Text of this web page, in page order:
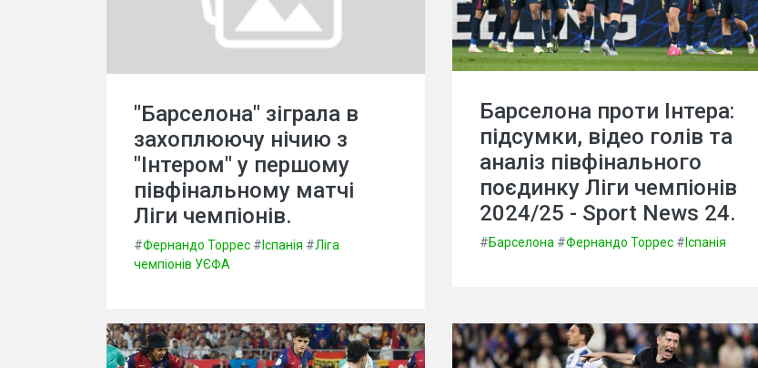
"Барселона" зіграла в
захоплюючу нічию з
"Інтером" у першому
півфінальному матчі
Ліги чемпіонів.
#Фернандо Торрес # Іспанія #Ліга
чемпіонів УЄФА
Барселона проти Інтера:
підсумки, відео голів та
аналіз півфінального
поєдинку Ліги чемпіонів
2024/25 - Sport News 24.
#Барселона #Фернандо Торрес # Іспанія